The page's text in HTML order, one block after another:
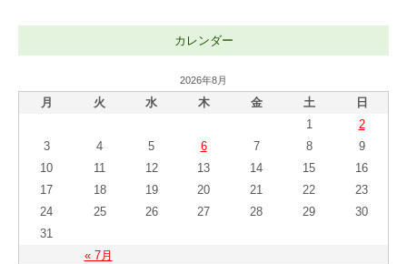
カレンダー
2026年8月
月 火 水 木 金 土 日
« 7月
1
2
3
4 5 6 7 8
9
10
11 12 13 14 15
16
17
18 19 20 21 22
23
24
25 26 27 28 29
30
31